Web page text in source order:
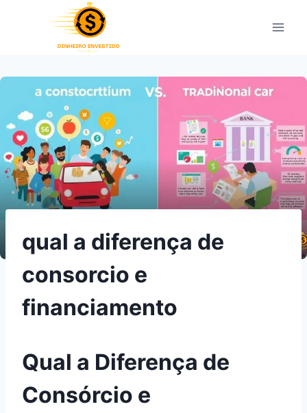
qual a diferença de
consorcio e
financiamento
Qual a Diferença de
Consórcio e